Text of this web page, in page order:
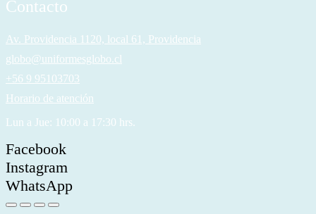
Contacto
Av. Providencia 1120, local 61, Providencia
globo@uniformesglobo.cl
+56 9 95103703
Horario de atención
Lun a Jue: 10:00 a 17:30 hrs.
Facebook
Instagram
WhatsApp